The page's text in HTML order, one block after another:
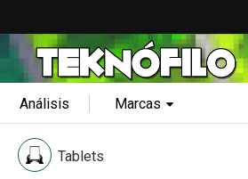
Análisis Marcas
Tablets